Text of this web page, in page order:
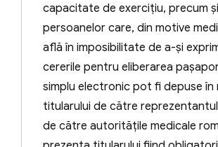
către autoritatea competentă să
acest document, iar dacă i-a fost
îi este retras de către autorităţile
competente să pună în executare
Notă:
Potrivit art. 20 alin. 5 din Legea nr.
capacitate de exerciţiu, precum
persoanelor care, din motive
află în imposibilitate de a-şi
cererile pentru eliberarea
simplu electronic pot fi depuse în
titularului de către
de către autorităţile medicale